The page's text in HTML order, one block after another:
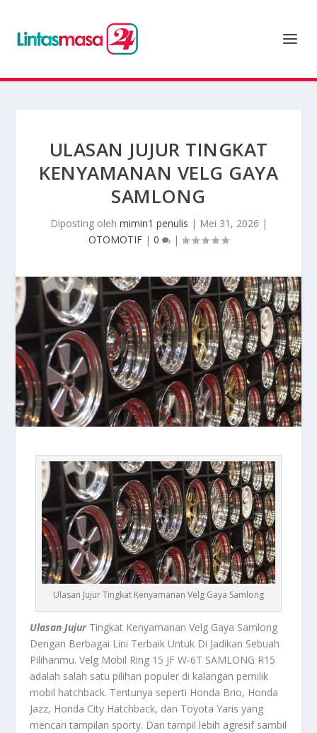
ULASAN JUJUR TINGKAT
KENYAMANAN VELG GAYA
SAMLONG
Diposting oleh mimin1 penulis | Mei 31, 2026 |
OTOMOTIF | 0 |
Ulasan Jujur Tingkat Kenyamanan Velg Gaya Samlong
Ulasan JujurTingkat Kenyamanan Velg Gaya Samlong
Dengan Berbagai Lini Terbaik Untuk Di Jadikan Sebuah
Pilihanmu.Velg Mobil Ring 15 JF W-6T SAMLONG R15
adalah salah satu pilihan populer di kalangan pemilik
mobil hatchback. Tentunya seperti Honda Brio, Honda
Jazz, Honda City Hatchback, dan Toyota Yaris yang
mencari tampilan sporty. Dan tampil lebih agresif sambil